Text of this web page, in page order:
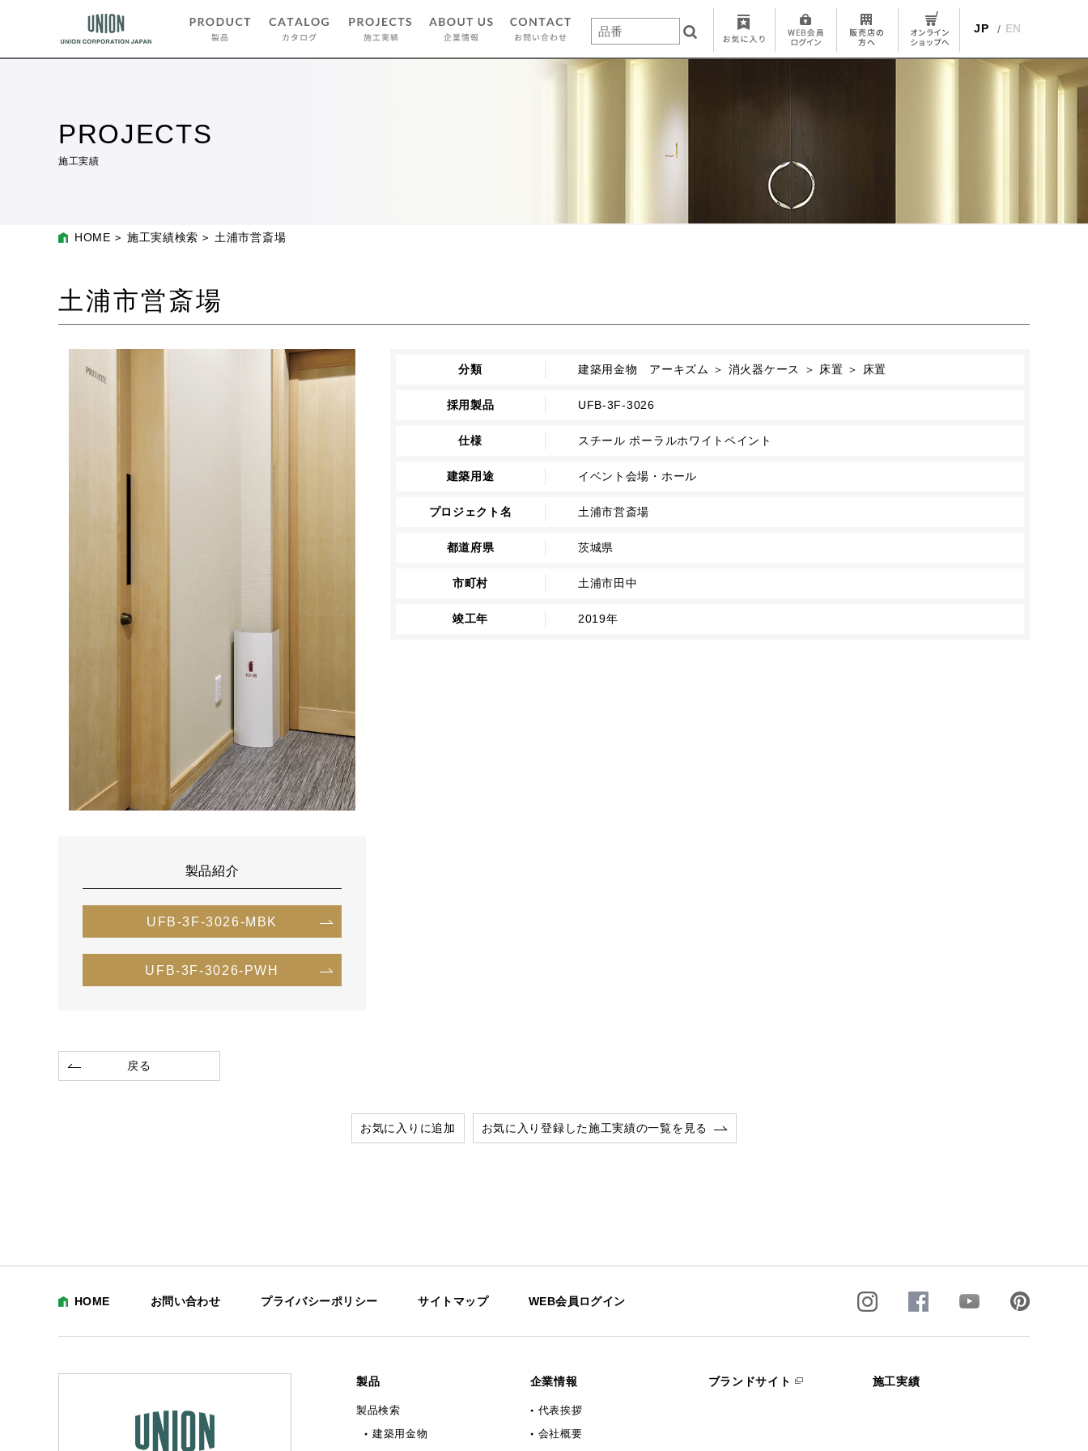
JP EN
PROJECTS
施工実績
HOME 施工実績検索 土浦市営斎場
土浦市営斎場
製品紹介
UFB-3F-3026-MBK
UFB-3F-3026-PWH
分類 建築用金物 アーキズム ＞ 消火器ケース ＞ 床置 ＞ 床置
採用製品 UFB-3F-3026
仕様 スチール ポーラルホワイトペイント
建築用途 イベント会場・ホール
プロジェクト名 土浦市営斎場
都道府県 茨城県
市町村 土浦市田中
竣工年 2019年
戻る
お気に入りに追加 お気に入り登録した施工実績の一覧を見る
HOME お問い合わせ プライバシーポリシー サイトマップ WEB会員ログイン
製品
製品検索
建築用金物
企業情報
代表挨拶
会社概要
ブランドサイト 施工実績